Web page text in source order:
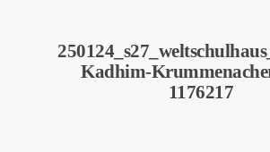
Kadhim-
1176217